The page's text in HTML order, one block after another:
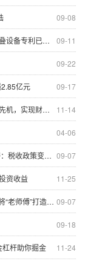
09-08
09-11
专利已获授权
09-22
09-17
亿元
11-14
实现财富梦想
04-06
09-07
主营业务依旧稳健
11-25
资收益
09-07
打造成“大模型”
09-18
11-24
杠杆助你掘金